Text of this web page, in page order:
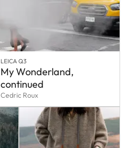
LEICA Q3
My Wonderland,
continued
Cedric Roux